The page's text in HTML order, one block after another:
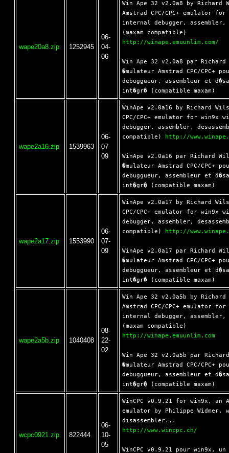
wape20a8.zip 1252945
06-
04-
06
Win Ape 32 v2.0a8 by Richard
Amstrad CPC/CPC+ emulator
internal debugger, assembler,
http://winape.emuunlim.com/
Win Ape 32 v2.0a8 par
�mulateur Amstrad CPC/CPC+
debuggueur, assembleur et
wape2a16.zip 1539963
06-
07-
09
WinApe v2.0a16 by Richard
CPC/CPC+ emulator for win9x
debugger, assembler,
compatible)
http://
WinApe v2.0a16 par Richard
�mulateur Amstrad CPC/CPC+
debuggueur, assembleur et
wape2a17.zip 1553990
06-
07-
09
WinApe v2.0a17 by Richard
CPC/CPC+ emulator for win9x
debugger, assembler,
compatible)
http://
WinApe v2.0a17 par Richard
�mulateur Amstrad CPC/CPC+
debuggueur, assembleur et
wape2a5b.zip 1040408
08-
22-
02
Win Ape 32 v2.0a5b by
Amstrad CPC/CPC+ emulator
internal debugger, assembler,
http://winape.emuunlim.com
Win Ape 32 v2.0a5b par
�mulateur Amstrad CPC/CPC+
debuggueur, assembleur et
wcpc0921.zip 822444
06-
10-
05
WinCPC v0.9.21 for win9x, an
emulator by Philippe Widmer,
http://www.wincpc.ch/
WinCPC v0.9.21 pour win9x, un